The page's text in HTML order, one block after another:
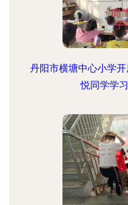
丹阳市横塘中心小学
悦同学学